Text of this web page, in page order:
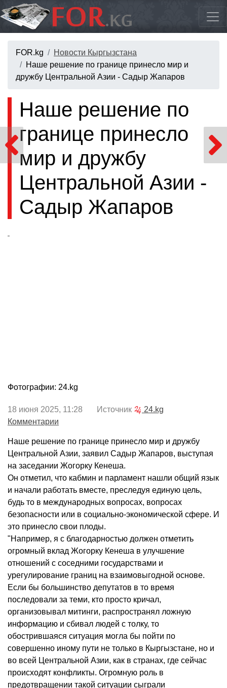
FOR.kg
Новости Кыргызстана
Наше решение по границе принесло мир и
дружбу Центральной Азии - Садыр Жапаров
Наше решение по
границе принесло
мир и дружбу
Центральной Азии -
Садыр Жапаров
Фотографии: 24.kg
18 июня 2025, 11:28 Источник
24.kg
Комментарии
Наше решение по границе принесло мир и дружбу
Центральной Азии, заявил Садыр Жапаров, выступая
на заседании Жогорку Кенеша.
Он отметил, что кабмин и парламент нашли общий язык
и начали работать вместе, преследуя единую цель,
будь то в международных вопросах, вопросах
безопасности или в социально-экономической сфере. И
это принесло свои плоды.
"Например, я с благодарностью должен отметить
огромный вклад Жогорку Кенеша в улучшение
отношений с соседними государствами и
урегулирование границ на взаимовыгодной основе.
Если бы большинство депутатов в то время
последовали за теми, кто просто кричал,
организовывал митинги, распространял ложную
информацию и сбивал людей с толку, то
обострившаяся ситуация могла бы пойти по
совершенно иному пути не только в Кыргызстане, но и
во всей Центральной Азии, как в странах, где сейчас
происходят конфликты. Огромную роль в
предотвращении такой ситуации сыграли